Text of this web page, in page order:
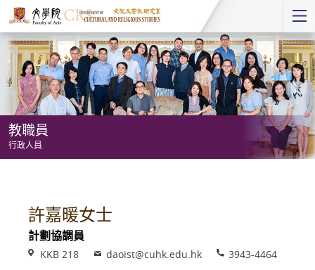
Start
main
Content
教職員
行政人員
許嘉暖女士
計劃協調員
VenueKKB 218 Emaildaoist@cuhk.edu.hk Phone3943-4464